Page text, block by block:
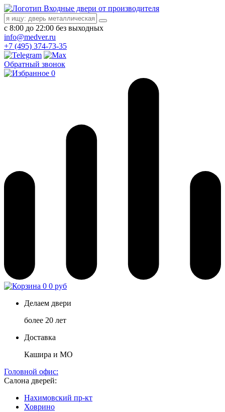
Входные двери от производителя
с 8:00 до 22:00 без выходных
info@medver.ru
+7 (495) 374-73-35
Обратный звонок
0
0 0 руб
Делаем двери
более 20 лет
Доставка
Кашира и МО
Головной офис:
Салона дверей:
Нахимовский пр-кт
Ховрино